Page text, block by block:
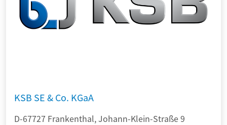
KSB SE & Co. KGaA
D-67727 Frankenthal, Johann-Klein-Straße 9